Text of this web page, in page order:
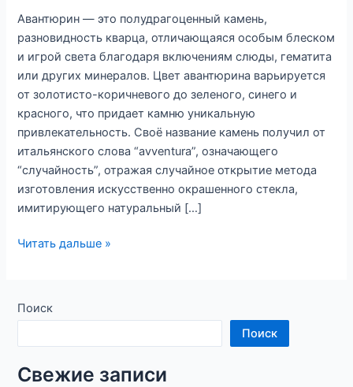
Авантюрин — это полудрагоценный камень,
разновидность кварца, отличающаяся особым блеском
и игрой света благодаря включениям слюды, гематита
или других минералов. Цвет авантюрина варьируется
от золотисто-коричневого до зеленого, синего и
красного, что придает камню уникальную
привлекательность. Своё название камень получил от
итальянского слова “avventura”, означающего
“случайность”, отражая случайное открытие метода
изготовления искусственно окрашенного стекла,
имитирующего натуральный […]
Авантюрин,
да
Читать дальше »
Поиск
Поиск
Свежие записи